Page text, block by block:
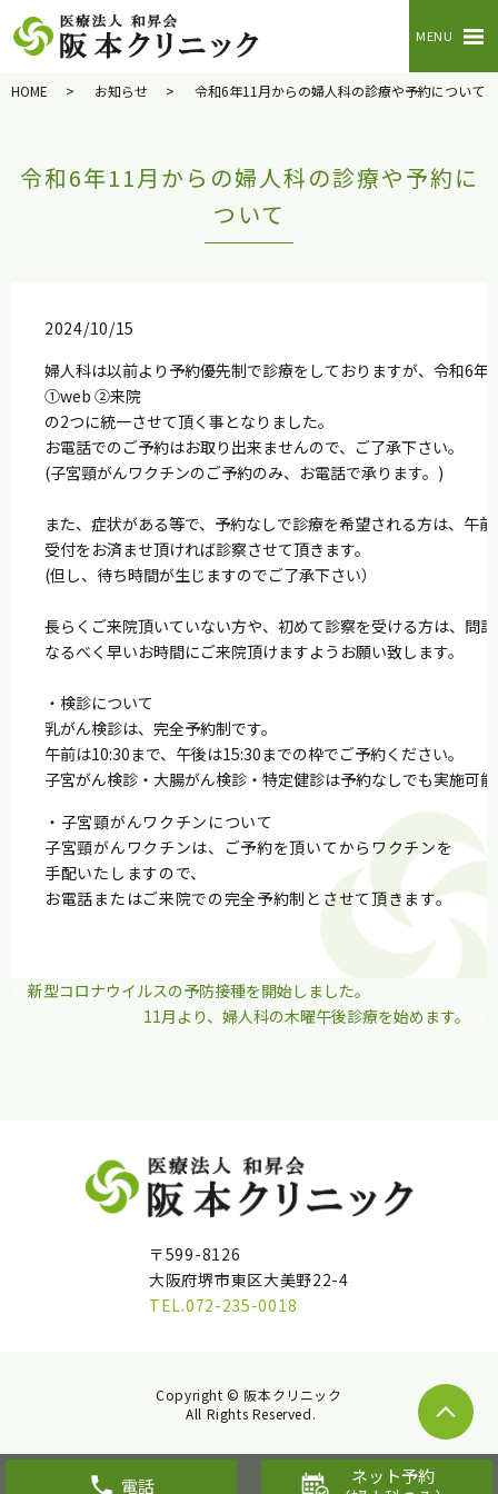
MENU
HOME お知らせ 令和6年11月からの婦人科の診療や予約について
令和6年11月からの婦人科の診療や予約に
ついて
2024/10/15
婦人科は以前より予約優先制で診療をしておりますが、令和6年
①web ②来院
の2つに統一させて頂く事となりました。
お電話でのご予約はお取り出来ませんので、ご了承下さい。
(子宮頸がんワクチンのご予約のみ、お電話で承ります。)
また、症状がある等で、予約なしで診療を希望される方は、午
受付をお済ませ頂ければ診察させて頂きます。
(但し、待ち時間が生じますのでご了承下さい）
長らくご来院頂いていない方や、初めて診察を受ける方は、問
なるべく早いお時間にご来院頂けますようお願い致します。
・検診について
乳がん検診は、完全予約制です。
午前は10:30まで、午後は15:30までの枠でご予約ください。
子宮がん検診・大腸がん検診・特定健診は予約なしでも実施可
・子宮頸がんワクチンについて
子宮頸がんワクチンは、ご予約を頂いてからワクチンを
手配いたしますので、
お電話またはご来院での完全予約制とさせて頂きます。
新型コロナウイルスの予防接種を開始しました。
11月より、婦人科の木曜午後診療を始めます。
ネット予約
〒599-8126
大阪府堺市東区大美野22-4
TEL.072-235-0018
Copyright © 阪本クリニック
All Rights Reserved.